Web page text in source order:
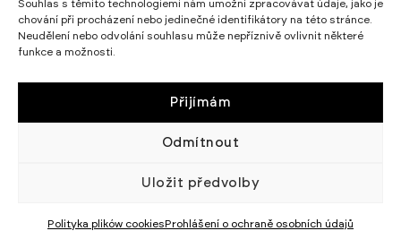
Souhlas s těmito technologiemi nám umožní zpracovávat údaje, jako je
chování při procházení nebo jedinečné identifikátory na této stránce.
Neudělení nebo odvolání souhlasu může nepříznivě ovlivnit některé
funkce a možnosti.
Přijímám
Odmítnout
Uložit předvolby
Polityka plików cookiesProhlášení o ochraně osobních údajů
NIP 5882015465
LUZINO@WIKED.PL
58 738 66 60
© 2002 - 2026 WIKĘD SP. Z O. POLITYKA
PRYWATNOŚCI